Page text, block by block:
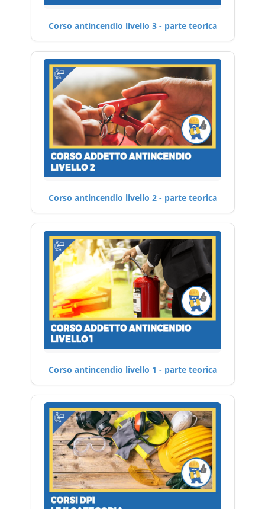
Corso antincendio livello 3 - parte teorica
Corso antincendio livello 2 - parte teorica
Corso antincendio livello 1 - parte teorica